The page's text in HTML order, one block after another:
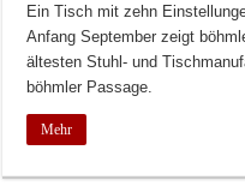
Ein Tisch mit zehn
Anfang September zeigt
ältesten Stuhl- und
böhmler Passage.
Mehr